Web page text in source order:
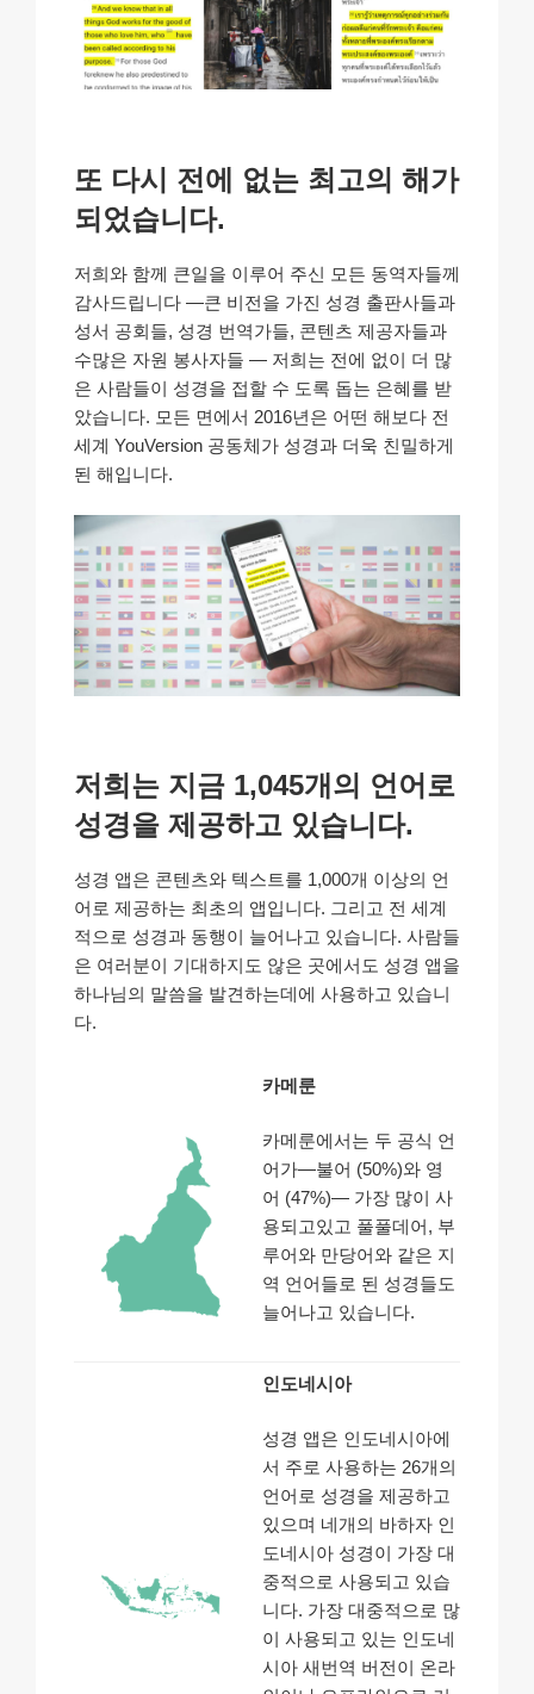
또 다시 전에 없는 최고의 해가
되었습니다.
저희와 함께 큰일을 이루어 주신 모든 동역자들께
감사드립니다 —큰 비전을 가진 성경 출판사들과
성서 공회들, 성경 번역가들, 콘텐츠 제공자들과
수많은 자원 봉사자들 — 저희는 전에 없이 더 많
은 사람들이 성경을 접할 수 도록 돕는 은혜를 받
았습니다. 모든 면에서 2016년은 어떤 해보다 전
세계 YouVersion 공동체가 성경과 더욱 친밀하게
된 해입니다.
저희는 지금 1,045개의 언어로
성경을 제공하고 있습니다.
성경 앱은 콘텐츠와 텍스트를 1,000개 이상의 언
어로 제공하는 최초의 앱입니다. 그리고 전 세계
적으로 성경과 동행이 늘어나고 있습니다. 사람들
은 여러분이 기대하지도 않은 곳에서도 성경 앱을
하나님의 말씀을 발견하는데에 사용하고 있습니
다.
카메룬
카메룬에서는 두 공식 언
어가—불어 (50%)와 영
어 (47%)— 가장 많이 사
용되고있고 풀풀데어, 부
루어와 만당어와 같은 지
역 언어들로 된 성경들도
늘어나고 있습니다.
인도네시아
성경 앱은 인도네시아에
서 주로 사용하는 26개의
언어로 성경을 제공하고
있으며 네개의 바하자 인
도네시아 성경이 가장 대
중적으로 사용되고 있습
니다. 가장 대중적으로 많
이 사용되고 있는 인도네
시아 새번역 버전이 온라